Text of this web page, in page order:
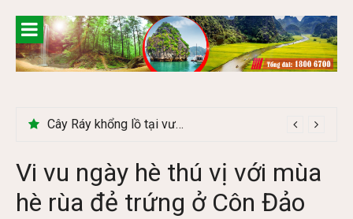
content
Cây Ráy khổng lồ tại vườn Quốc gia Cúc Phương
Vi vu ngày hè thú vị với mùa
hè rùa đẻ trứng ở Côn Đảo